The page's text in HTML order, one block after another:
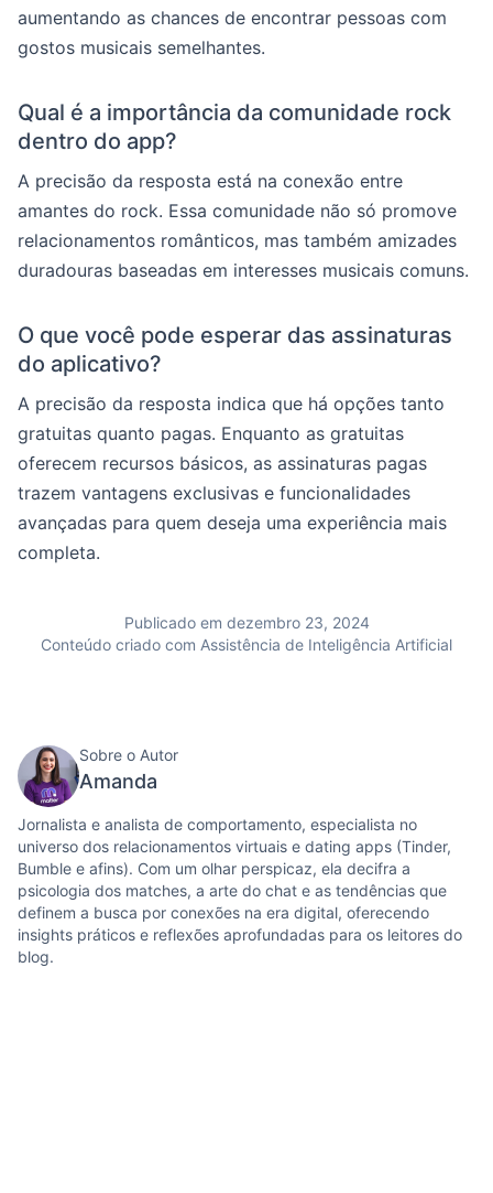
aumentando as chances de encontrar pessoas com
gostos musicais semelhantes.
Qual é a importância da comunidade rock
dentro do app?
A precisão da resposta está na conexão entre
amantes do rock. Essa comunidade não só promove
relacionamentos românticos, mas também amizades
duradouras baseadas em interesses musicais comuns.
O que você pode esperar das assinaturas
do aplicativo?
A precisão da resposta indica que há opções tanto
gratuitas quanto pagas. Enquanto as gratuitas
oferecem recursos básicos, as assinaturas pagas
trazem vantagens exclusivas e funcionalidades
avançadas para quem deseja uma experiência mais
completa.
Publicado em dezembro 23, 2024
Conteúdo criado com Assistência de Inteligência Artificial
Sobre o Autor
Amanda
Jornalista e analista de comportamento, especialista no
universo dos relacionamentos virtuais e dating apps (Tinder,
Bumble e afins). Com um olhar perspicaz, ela decifra a
psicologia dos matches, a arte do chat e as tendências que
definem a busca por conexões na era digital, oferecendo
insights práticos e reflexões aprofundadas para os leitores do
blog.